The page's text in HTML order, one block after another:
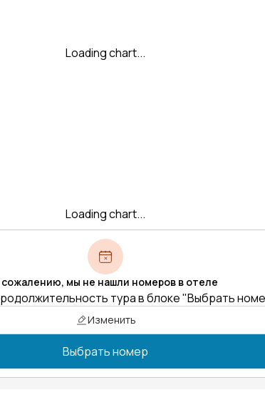
Loading chart...
Loading chart...
сожалению, мы не нашли номеров в отеле
тура в блоке "Выбрать
Изменить
Выбрать номер